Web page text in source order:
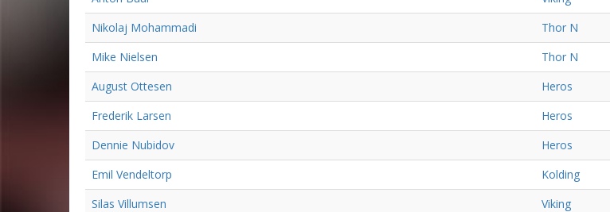
Nikolaj Mohammadi
Thor N
Mike Nielsen
Thor N
August Ottesen
Heros
Frederik Larsen
Heros
Dennie Nubidov
Heros
Emil Vendeltorp
Kolding
Silas Villumsen
Viking